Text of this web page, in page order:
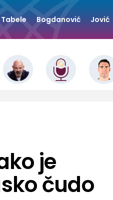
Tabele Bogdanović Jović
je
čudo